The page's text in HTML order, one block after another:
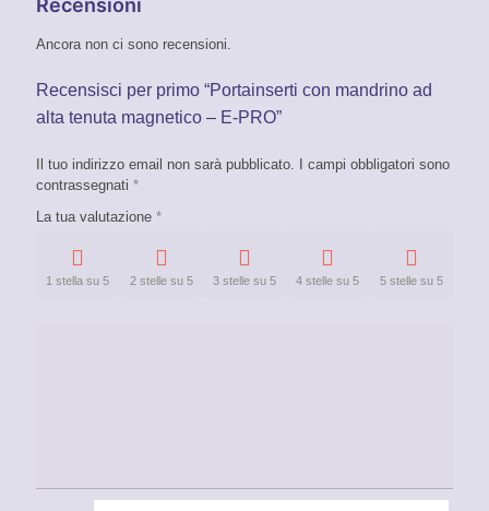
Recensioni
Ancora non ci sono recensioni.
Recensisci per primo “Portainserti con mandrino ad
alta tenuta magnetico – E-PRO”
Il tuo indirizzo email non sarà pubblicato.
I campi obbligatori sono
contrassegnati *
La tua valutazione *
1 stella su 5 2 stelle su 5 3 stelle su 5 4 stelle su 5 5 stelle su 5